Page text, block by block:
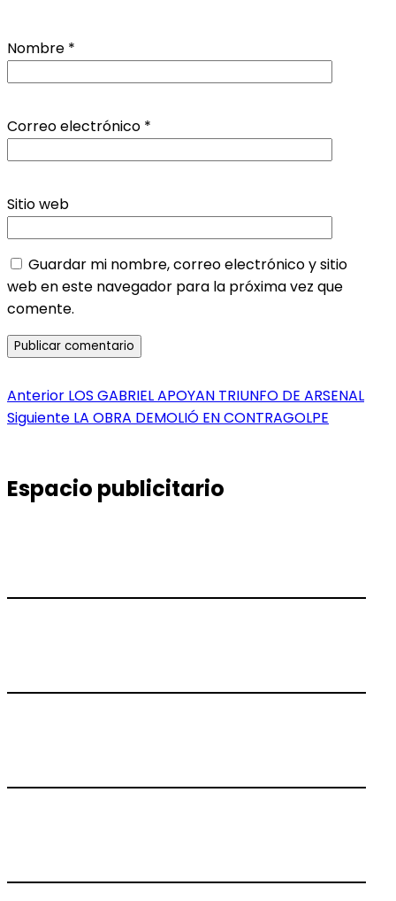
Nombre *
Correo electrónico *
Sitio web
Guardar mi nombre, correo electrónico y sitio
web en este navegador para la próxima vez que
comente.
Navegación
de
Anterior Entrada
anterior:
LOS GABRIEL APOYAN TRIUNFO DE ARSENAL
Siguiente Entrada
LA OBRA DEMOLIÓ EN CONTRAGOLPE
Espacio publicitario